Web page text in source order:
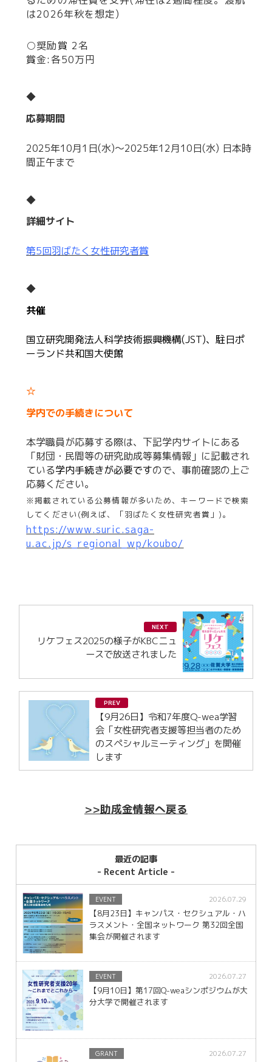
は2026年秋を想定)
○奨励賞 2名
賞金:各50万円
◆
応募期間
2025年10月1日(水)～2025年12月10日(水) 日本時
間正午まで
◆
詳細サイト
第5回羽ばたく女性研究者賞
◆
共催
国立研究開発法人科学技術振興機構(JST)、駐日ポ
ーランド共和国大使館
☆
学内での手続きについて
本学職員が応募する際は、下記学内サイトにある
「財団・民間等の研究助成等募集情報」に記載され
ている学内手続きが必要ですので、事前確認の上ご
応募ください。
※掲載されている公募情報が多いため、キーワードで検索
してください(例えば、「羽ばたく女性研究者賞」)。
https://www.suric.saga-
u.ac.jp/s_regional_wp/koubo/
NEXT
リケフェス2025の様子がKBCニュ
ースで放送されました
PREV
【9月26日】令和7年度Q-wea学習
会「女性研究者支援等担当者のため
のスペシャルミーティング」を開催
します
>>助成金情報へ戻る
最近の記事
- Recent Article -
EVENT
【8月23日】キャンパス・セクシュアル・ハ
ラスメント・全国ネットワーク 第32回全国
集会が開催されます
2026.07.29
EVENT
【9月10日】第17回Q-weaシンポジウムが大
分大学で開催されます
2026.07.27
GRANT 2026.07.27